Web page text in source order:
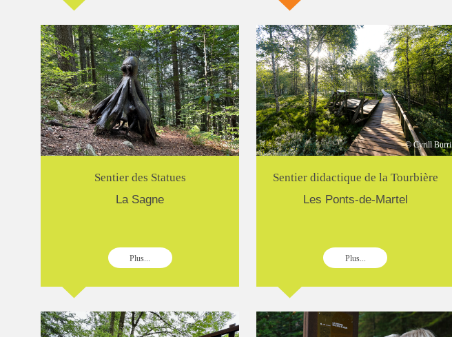
Sentier des Statues
La Sagne
Plus...
© Cyrill Burri
Sentier didactique de la Tourbière
Les Ponts-de-Martel
Plus...